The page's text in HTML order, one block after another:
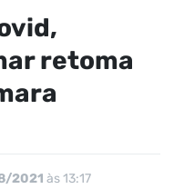
retoma
2021 às 13:17